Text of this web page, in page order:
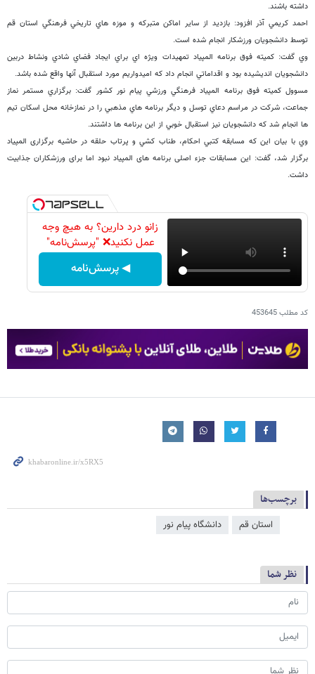
داشته باشند.
احمد كريمي آذر افزود: بازديد از ساير اماكن متبركه و موزه هاي تاريخي فرهنگي استان قم
توسط دانشجويان ورزشكار انجام شده است.
وي گفت: كميته فوق برنامه المپياد تمهيدات ويژه اي براي ايجاد فضاي شادي ونشاط دربين
دانشجويان انديشيده بود و اقداماتي انجام داد كه اميدواريم مورد استقبال آنها واقع شده باشد.
مسوول كميته فوق برنامه المپياد فرهنگي ورزشي پيام نور كشور گفت: برگزاري مستمر نماز
جماعت، شركت در مراسم دعاي توسل و ديگر برنامه هاي مذهبي را در نمازخانه محل اسكان تيم
ها انجام شد كه دانشجويان نيز استقبال خوبي از اين برنامه ها داشتند.
وي با بیان این که مسابقه كتبي احكام، طناب كشي و پرتاب حلقه در حاشیه برگزاری المپیاد
برگزار شد، گفت: این مسابقات جزء اصلی برنامه های المپیاد نبود اما برای ورزشکاران جذابیت
داشت.
زانو درد دارین؟ به هیچ وجه
عمل نکنید❌ "پرسش‌نامه"
◀ پرسش‌نامه
کد مطلب453645
برچسب‌ها
استان قم دانشگاه پیام نور
نظر شما